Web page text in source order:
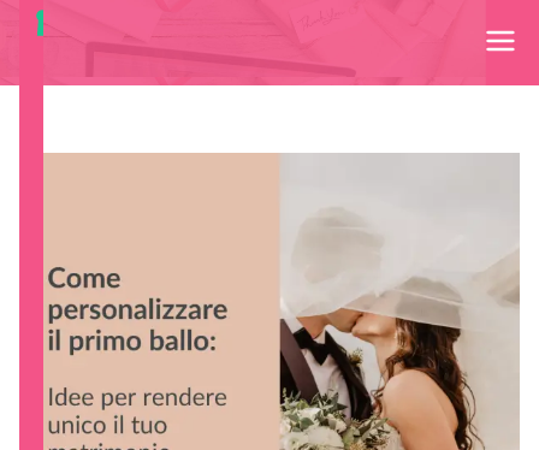
Lascia a noi la creazione del tuo Wedding Dance per il tuo
Matrimonio!